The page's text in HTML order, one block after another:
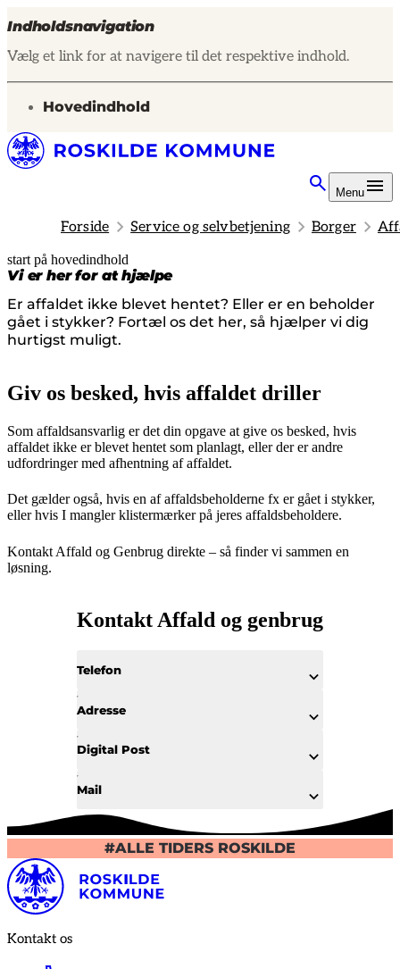
Indholdsnavigation
Vælg et link for at navigere til det respektive indhold.
gå til
Hovedindhold
Menu
Forside Service og selvbetjening Borger
start på hovedindhold
Vi er her for at hjælpe
Er affaldet ikke blevet hentet? Eller er en beholder
gået i stykker? Fortæl os det her, så hjælper vi dig
hurtigst muligt.
senest opdateret 25. juni 2026
Giv os besked, hvis affaldet driller
Som affaldsansvarlig er det din opgave at give os besked, hvis
affaldet ikke er blevet hentet som planlagt, eller der er andre
udfordringer med afhentning af affaldet.
Det gælder også, hvis en af affaldsbeholderne fx er gået i stykker,
eller hvis I mangler klistermærker på jeres affaldsbeholdere.
Kontakt Affald og Genbrug direkte – så finder vi sammen en
løsning.
Kontakt Affald og genbrug
Telefon
Adresse
Digital Post
Mail
#ALLE TIDERS ROSKILDE
Kontakt os